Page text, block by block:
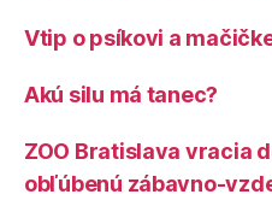
Vtip o psíkovi a
Akú silu má tanec?
ZOO Bratislava vracia
obľúbenú zábavno-